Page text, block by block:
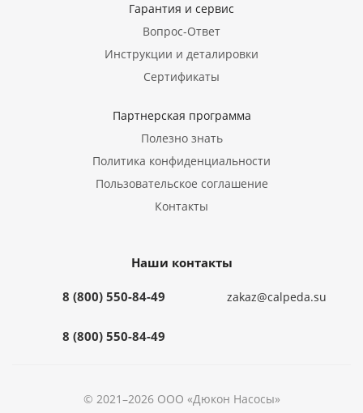
Гарантия и сервис
Вопрос-Ответ
Инструкции и деталировки
Сертификаты
Партнерская программа
Полезно знать
Политика конфиденциальности
Пользовательское соглашение
Контакты
Наши контакты
8 (800) 550-84-49
8 (800) 550-84-49
zakaz@calpeda.su
© 2021–2026 ООО «Дюкон Насосы»